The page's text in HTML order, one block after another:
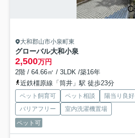
大和郡山市小泉町東
グローバル大和小泉
2,500万円
2階 / 64.66㎡ / 3LDK /築16年
近鉄橿原線「筒井」駅 徒歩23分
ペット飼育可 ペット相談 陽当り良好
バリアフリー
室内洗濯機置場
ペット可